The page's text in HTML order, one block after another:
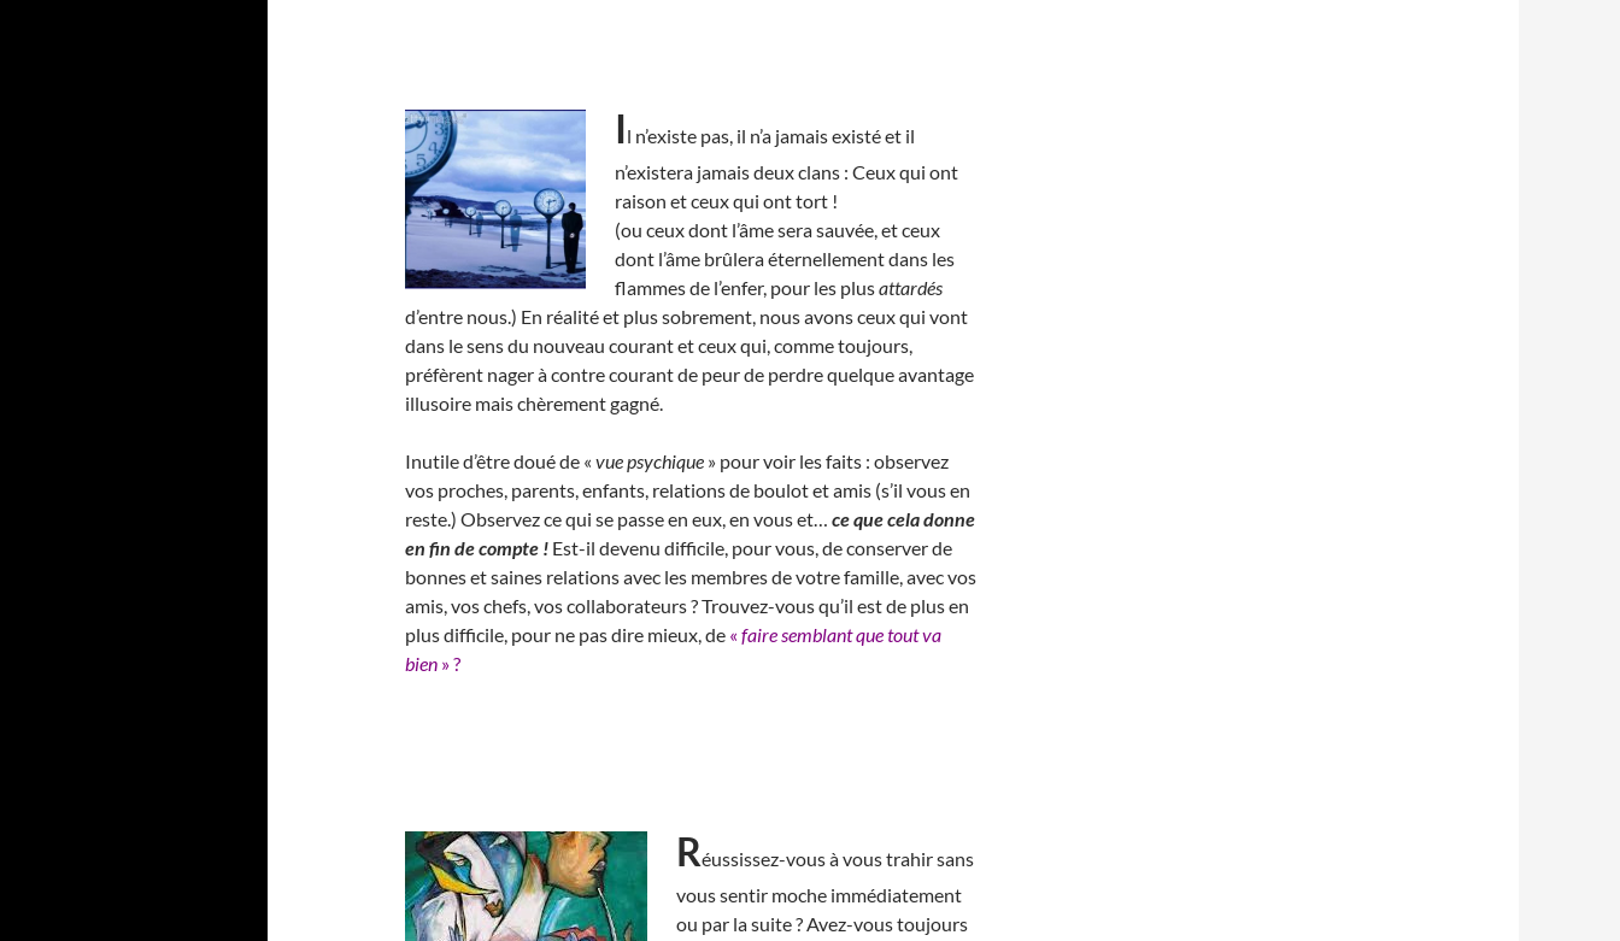
Il n’existe pas, il n’a jamais existé et il
n’existera jamais deux clans : Ceux qui ont
raison et ceux qui ont tort !
(ou ceux dont l’âme sera sauvée, et ceux
dont l’âme brûlera éternellement dans les
flammes de l’enfer, pour les plusattardés
d’entre nous.) En réalité et plus sobrement, nous avons ceux qui vont
dans le sens du nouveau courant et ceux qui, comme toujours,
préfèrent nager à contre courant de peur de perdre quelque avantage
illusoire mais chèrement gagné.
Inutile d’être doué de « vue psychique » pour voir les faits : observez
vos proches, parents, enfants, relations de boulot et amis (s’il vous en
reste.) Observez ce qui se passe en eux, en vous et… ce que cela donne
en fin de compte ! Est-il devenu difficile, pour vous, de conserver de
bonnes et saines relations avec les membres de votre famille, avec vos
amis, vos chefs, vos collaborateurs ? Trouvez-vous qu’il est de plus en
plus difficile, pour ne pas dire mieux, de « faire semblant que tout va
bien » ?
Réussissez-vous à vous trahir sans
vous sentir moche immédiatement
ou par la suite ? Avez-vous toujours